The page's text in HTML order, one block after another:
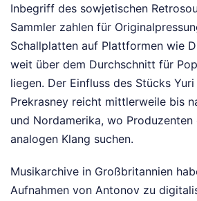
Inbegriff des sowjetischen
Sammler zahlen für
Schallplatten auf Plattformen wie
weit über dem Durchschnitt für
liegen. Der Einfluss des Stücks
Prekrasney reicht mittlerweile bis
und Nordamerika, wo
analogen Klang suchen.
Musikarchive in Großbritannien
Aufnahmen von Antonov zu